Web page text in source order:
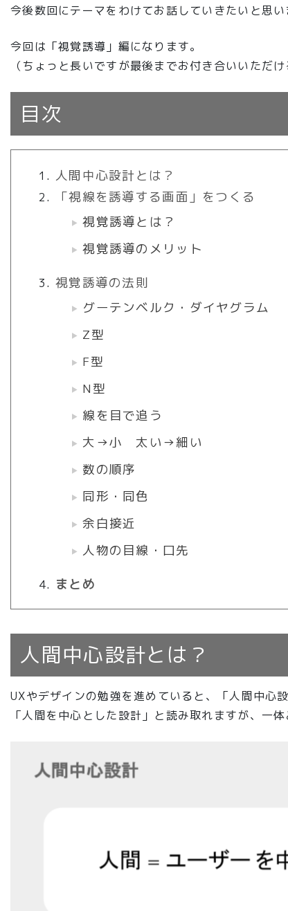
今後数回にテーマをわけてお話していきたいと思い
今回は「視覚誘導」編になります。
（ちょっと長いですが最後までお付き合いいただ
目次
人間中心設計とは？
「視線を誘導する画面」をつくる
視覚誘導とは？
視覚誘導のメリット
視覚誘導の法則
グーテンベルク・ダイヤグラム
Z型
F型
N型
線を目で追う
大→小 太い→細い
数の順序
同形・同色
余白接近
人物の目線・口先
まとめ
人間中心設計とは？
UXやデザインの勉強を進めていると、「人間中心
「人間を中心とした設計」と読み取れますが、一